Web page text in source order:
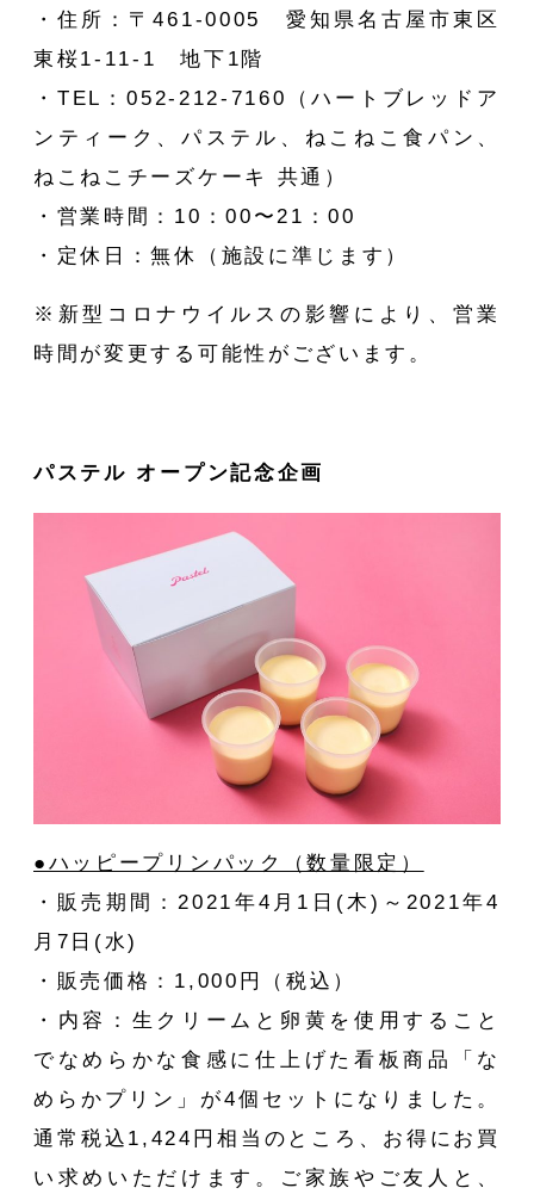
・住所：〒461-0005 愛知県名古屋市東区
東桜1-11-1 地下1階
・TEL：052-212-7160（ハートブレッドア
ンティーク、パステル、ねこねこ食パン、
ねこねこチーズケーキ 共通）
・営業時間：10：00〜21：00
・定休日：無休（施設に準じます）
※新型コロナウイルスの影響により、営業
時間が変更する可能性がございます。
パステル オープン記念企画
●ハッピープリンパック（数量限定）
・販売期間：2021年4月1日(木)～2021年4
月7日(水)
・販売価格：1,000円（税込）
・内容：生クリームと卵黄を使用すること
でなめらかな食感に仕上げた看板商品「な
めらかプリン」が4個セットになりました。
通常税込1,424円相当のところ、お得にお買
い求めいただけます。ご家族やご友人と、